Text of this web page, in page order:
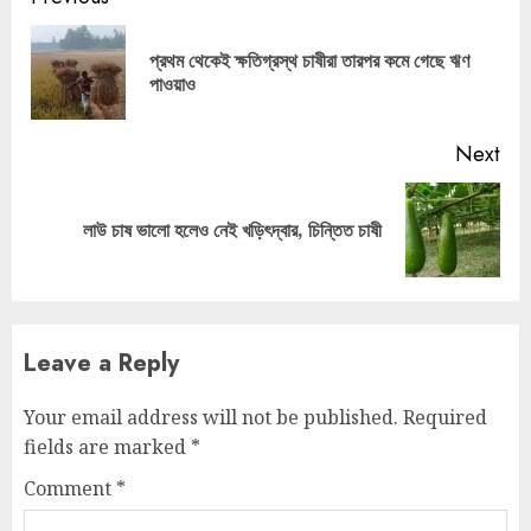
Reading
প্রথম থেকেই ক্ষতিগ্রস্থ চাষীরা তারপর কমে গেছে ঋণ
পাওয়াও
Next
লাউ চাষ ভালো হলেও নেই খড়িৎদ্বার, চিন্তিত চাষী
Leave a Reply
Your email address will not be published. Required
fields are marked *
Comment *